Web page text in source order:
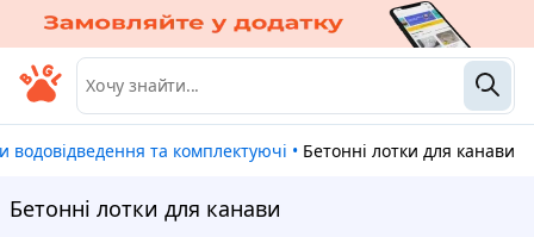
водовідведення та комплектуючі • Бетонні лотки для канави
Бетонні лотки для канави